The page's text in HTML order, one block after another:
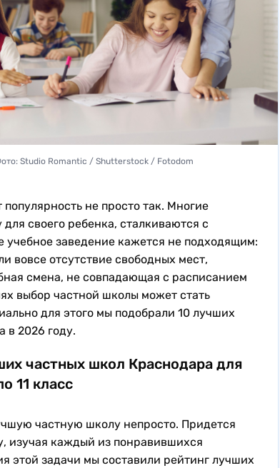
Studio Romantic / Shutterstock / Fotodom
не просто так. Многие
своего ребенка, сталкиваются с
учебное заведение кажется не подходящим:
вовсе отсутствие свободных мест,
смена, не совпадающая с расписанием
выбор частной школы может стать
для этого мы подобрали 10 лучших
в 2026 году.
частных школ Краснодара для
11 класс
частную школу непросто. Придется
изучая каждый из понравившихся
этой задачи мы составили рейтинг лучших